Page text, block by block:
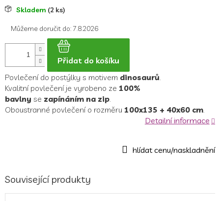
MěrnáSkladem (2 ks)
Můžeme doručit do: 7.8.2026
Přidat do košíku
Povlečení do postýlky s motivem dinosaurů
Kvalitní povlečení je vyrobeno ze 100%
bavlny se zapínáním na zip
Oboustranné povlečení o rozměru 100x135 + 40x60 cm
Detailní informace
Související produkty